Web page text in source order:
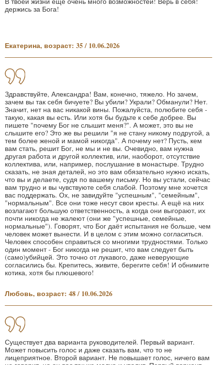
держись за Бога!
Екатерина, возраст: 35 / 10.06.2026
Здравствуйте, Александра! Вам, конечно, тяжело. Но зачем,
зачем вы так себя бичуете? Вы убили? Украли? Обманули? Нет.
Значит, нет на вас никакой вины. Пожалуйста, полюбите себя -
такую, какая вы есть. Или хотя бы будьте к себе добрее. Вы
пишете "почему Бог не слышит меня?". А может, это вы не
слышите его? Это же вы решили "я не стану никому подругой, а
тем более женой и мамой никогда". А почему нет? Пусть, кем
вам стать, решит Бог, не мы и не вы. Очевидно, вам нужна
другая работа и другой коллектив, или, наоборот, отсутствие
коллектива, или, например, послушание в монастыре. Трудно
сказать, не зная деталей, но это вам обязательно нужно искать,
что вы и делаете, судя по вашему письму. Но вы устали, сейчас
вам трудно и вы чувствуюте себя слабой. Поэтому мне хочется
вас поддержать. Ох, не завидуйте "успешным", "семейным",
"нормальным". Все они тоже несут свои кресты. А ещё на них
возлагают большую ответственность, а когда они выгорают, их
почти никогда не жалеют (они же "успешные, семейные,
нормальные"). Говорят, что Бог даёт испытания не больше, чем
человек может вынести. И в целом с этим можно согласиться.
Человек способен справиться со многими трудностями. Только
один момент - Бог никогда не решит, что вам следует быть
(само)убийцей. Это точно от лукавого, даже неверующие
согласились бы. Крепитесь, живите, берегите себя! И обнимите
котика, хотя бы плюшевого!
Любовь, возраст: 48 / 10.06.2026
Существует два варианта руководителей. Первый вариант.
Может повысить голос и даже сказать вам, что то не
лицеприятное. Второй вариант. Не повышает голос, ничего вам